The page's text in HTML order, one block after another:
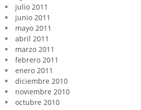
julio 2011
junio 2011
mayo 2011
abril 2011
marzo 2011
febrero 2011
enero 2011
diciembre 2010
noviembre 2010
octubre 2010